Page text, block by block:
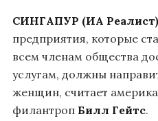
СИНГАПУР (ИА Реалист)
предприятия, которые
всем членам общества
услугам, должны
женщин, считает
филантроп Билл Гейтс.